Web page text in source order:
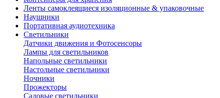
Ленты самоклеящиеся изоляционные & упаковочные
Наушники
Портативная аудиотехника
Светильники
Датчики движения и Фотосенсоры
Лампы для светильников
Напольные светильники
Настольные светильники
Ночники
Прожекторы
Садовые светильники